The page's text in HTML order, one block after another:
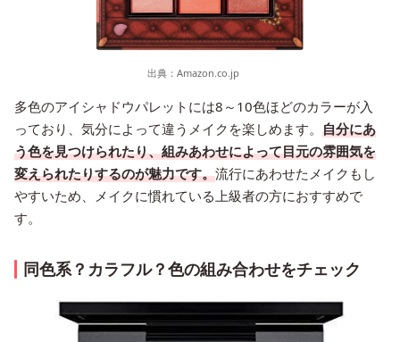
出典： Amazon.co.jp
多色のアイシャドウパレットには8～10色ほどのカラーが入
っており、気分によって違うメイクを楽しめます。 自分にあ
う色を見つけられたり、組みあわせによって目元の雰囲気を
変えられたりするのが魅力です。流行にあわせたメイクもし
やすいため、メイクに慣れている上級者の方におすすめで
す。
同色系？カラフル？色の組み合わせをチェック